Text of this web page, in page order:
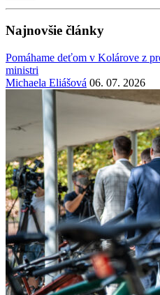
Najnovšie články
Pomáhame deťom v Kolárove z
ministri
Michaela Eliášová 06. 07. 2026